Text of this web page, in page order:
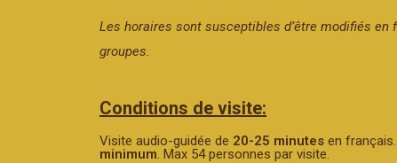
Les horaires sont susceptibles d’être modifiés en
groupes.
Conditions de visite:
Visite audio-guidée de 20-25 minutes en
minimum. Max 54 personnes par visite.